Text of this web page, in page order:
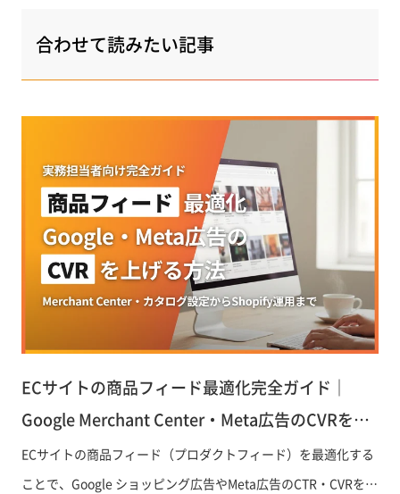
合わせて読みたい記事
ECサイトの商品フィード最適化完全ガイド｜
Google Merchant Center・Meta広告のCVRを上
げる方法
ECサイトの商品フィード（プロダクトフィード）を最適化する
ことで、Google ショッピング広告やMeta広告のCTR・CVRを大